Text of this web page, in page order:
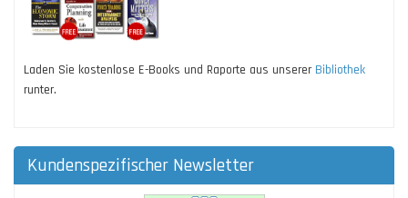
Laden Sie kostenlose E-Books und Raporte aus unserer Bibliothek
runter.
Kundenspezifischer Newsletter